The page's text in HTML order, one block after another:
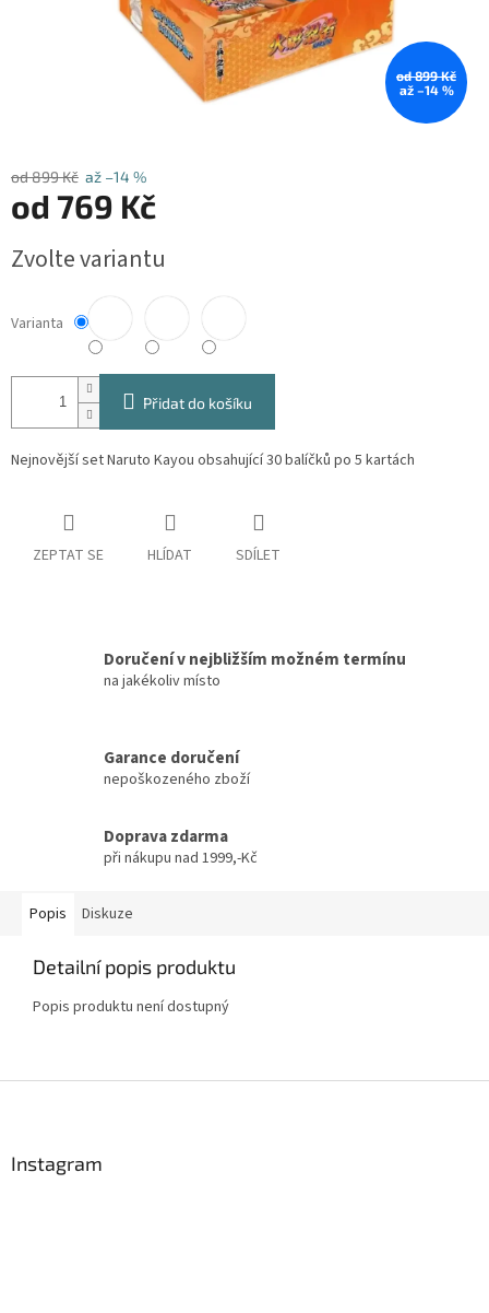
od 899 Kč
až –14 %
od 899 Kč až –14 %
od 769 Kč
cena:
Zvolte variantu
Varianta
Přidat do košíku
Nejnovější set Naruto Kayou obsahující 30 balíčků po 5 kartách
ZEPTAT SE HLÍDAT SDÍLET
Doručení v nejbližším možném termínu
na jakékoliv místo
Garance doručení
nepoškozeného zboží
Doprava zdarma
při nákupu nad 1999,-Kč
Popis Diskuze
Detailní popis produktu
Popis produktu není dostupný
Instagram